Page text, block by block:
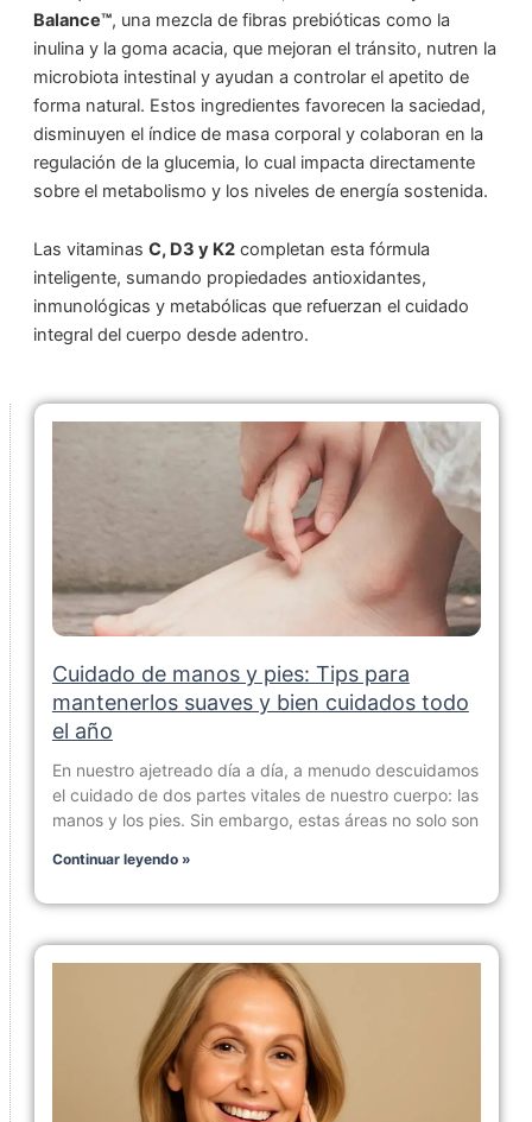
Balance™, una mezcla de fibras prebióticas como la
inulina y la goma acacia, que mejoran el tránsito, nutren la
microbiota intestinal y ayudan a controlar el apetito de
forma natural. Estos ingredientes favorecen la saciedad,
disminuyen el índice de masa corporal y colaboran en la
regulación de la glucemia, lo cual impacta directamente
sobre el metabolismo y los niveles de energía sostenida.
Las vitaminas C, D3 y K2completan esta fórmula
inteligente, sumando propiedades antioxidantes,
inmunológicas y metabólicas que refuerzan el cuidado
integral del cuerpo desde adentro.
Cuidado de manos y pies: Tips para
mantenerlos suaves y bien cuidados todo
el año
En nuestro ajetreado día a día, a menudo descuidamos
el cuidado de dos partes vitales de nuestro cuerpo: las
manos y los pies. Sin embargo, estas áreas no solo son
Continuar leyendo »